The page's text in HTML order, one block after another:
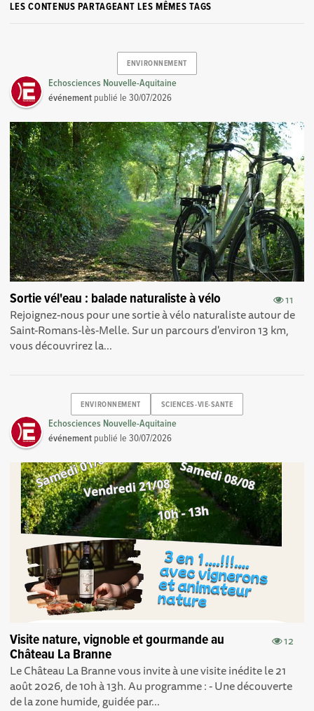
LES CONTENUS PARTAGEANT LES MÊMES TAGS
ENVIRONNEMENT
Echosciences Nouvelle-Aquitaine
événement publié le30/07/2026
11
Sortie vél'eau : balade naturaliste à vélo
Rejoignez-nous pour une sortie à vélo naturaliste autour de
Saint-Romans-lès-Melle. Sur un parcours d'environ 13 km,
vous découvrirez la...
ENVIRONNEMENT SCIENCES-VIE-SANTE
Echosciences Nouvelle-Aquitaine
événement publié le30/07/2026
12
Visite nature, vignoble et gourmande au
Château La Branne
Le Château La Branne vous invite à une visite inédite le 21
août 2026, de 10h à 13h. Au programme : - Une découverte
de la zone humide, guidée par...